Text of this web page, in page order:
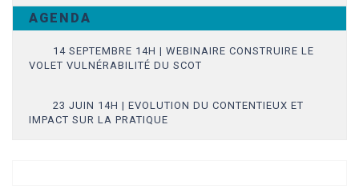
A G E N D A
14 SEPTEMBRE 14H | WEBINAIRE CONSTRUIRE LE
VOLET VULNÉRABILITÉ DU SCOT
23 JUIN 14H | EVOLUTION DU CONTENTIEUX ET
IMPACT SUR LA PRATIQUE